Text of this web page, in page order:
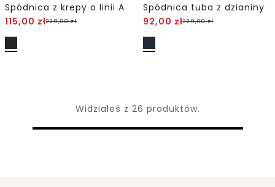
Spódnica z krepy o linii A
115,00 zł229,00zł
Spódnica tuba z dzianiny
92,00 zł229,00zł
Widziałeś z 26 produktów.